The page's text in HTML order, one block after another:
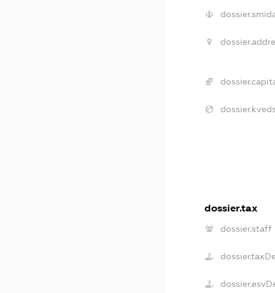
dossier.tax
dossier.staff